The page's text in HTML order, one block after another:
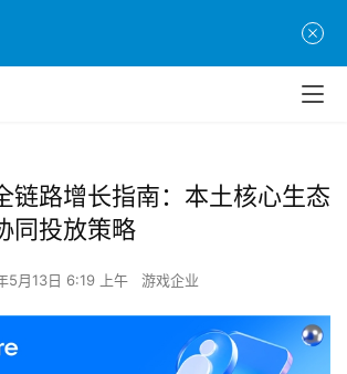
链路增长指南：本土核心生态
同投放策略
5月13日 6:19 上午 游戏企业